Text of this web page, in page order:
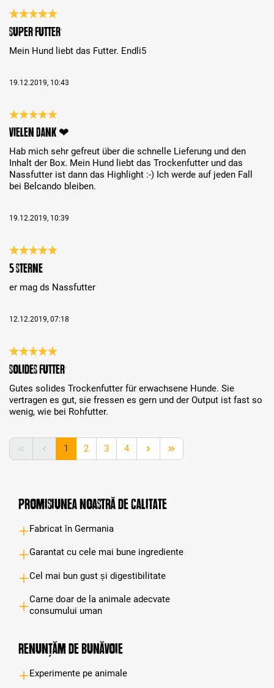
Review with rating of 5 out of 5 stars
Super Futter
Mein Hund liebt das Futter. Endli5
19.12.2019, 10:43
Review with rating of 5 out of 5 stars
Vielen Dank ❤
Hab mich sehr gefreut über die schnelle Lieferung und den
Inhalt der Box. Mein Hund liebt das Trockenfutter und das
Nassfutter ist dann das Highlight :-) Ich werde auf jeden Fall
bei Belcando bleiben.
19.12.2019, 10:39
Review with rating of 5 out of 5 stars
5 Sterne
er mag ds Nassfutter
12.12.2019, 07:18
Review with rating of 5 out of 5 stars
solides Futter
Gutes solides Trockenfutter für erwachsene Hunde. Sie
vertragen es gut, sie fressen es gern und der Output ist fast so
wenig, wie bei Rohfutter.
Page
1 Page
2 Page
3 Page
4
Promisiunea noastră de calitate
Fabricat în Germania
Garantat cu cele mai bune ingrediente
Cel mai bun gust și digestibilitate
Carne doar de la animale adecvate
consumului uman
Renunțăm de bunăvoie
Experimente pe animale